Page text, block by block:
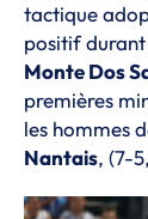
tactique
positif
Monte Dos
premières
les hommes
Nantais, (7-